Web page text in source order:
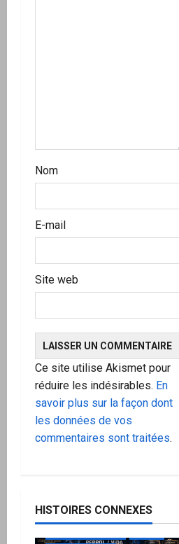
l
e
Nom
E-mail
Site web
Ce site utilise Akismet pour
réduire les indésirables. En
savoir plus sur la façon dont
les données de vos
commentaires sont traitées.
HISTOIRES CONNEXES